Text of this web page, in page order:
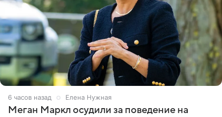
6 часов назад Елена Нужная
Меган Маркл осудили за поведение на